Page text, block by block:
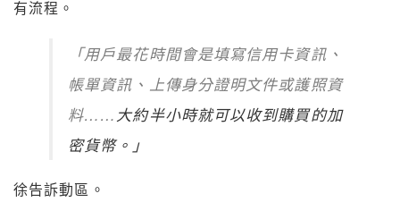
有流程。
「用戶最花時間會是填寫信用卡資訊、
帳單資訊、上傳身分證明文件或護照資
料……大約半小時就可以收到購買的加
密貨幣。」
徐告訴動區。